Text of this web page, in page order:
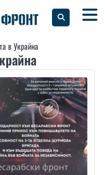
в Украйна